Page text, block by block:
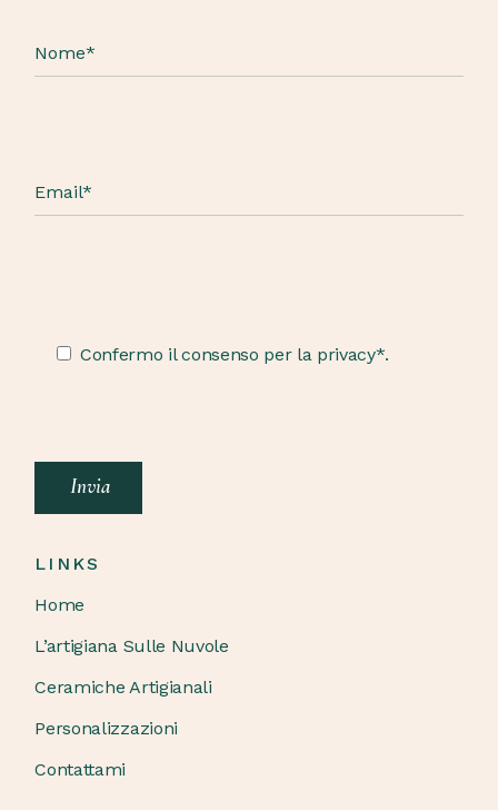
Confermo il consenso per la privacy*.
Invia
LINKS
Home
L’artigiana Sulle Nuvole
Ceramiche Artigianali
Personalizzazioni
Contattami